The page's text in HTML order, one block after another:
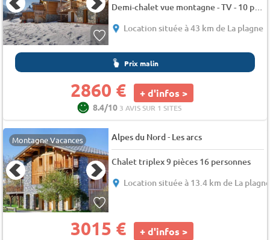
Demi-chalet vue montagne - TV - 10 pers. - 120m2 - Animaux admis
Location située à 43 km de La plagne
Prix malin
2860 € + d'infos >
8.4/10 3 AVIS SUR 1 SITES
Montagne Vacances Alpes du Nord- Les arcs
Chalet triplex 9 pièces 16 personnes
Location située à 13.4 km de La
3015 € + d'infos >